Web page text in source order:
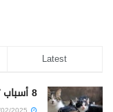
Latest
8 أسباب تجعل القطة تأكل صغارها